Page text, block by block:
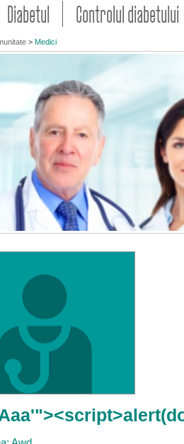
Diabetul Controlul diabetului
> Medici